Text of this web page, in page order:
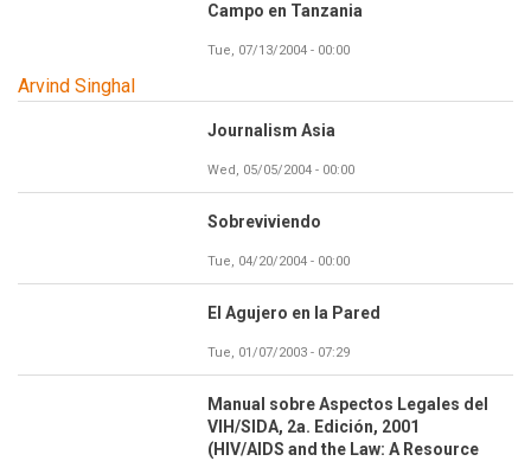
Campo en Tanzania
Tue, 07/13/2004 - 00:00
Arvind Singhal
Journalism Asia
Wed, 05/05/2004 - 00:00
Sobreviviendo
Tue, 04/20/2004 - 00:00
El Agujero en la Pared
Tue, 01/07/2003 - 07:29
Manual sobre Aspectos Legales del
VIH/SIDA, 2a. Edición, 2001
(HIV/AIDS and the Law: A Resource